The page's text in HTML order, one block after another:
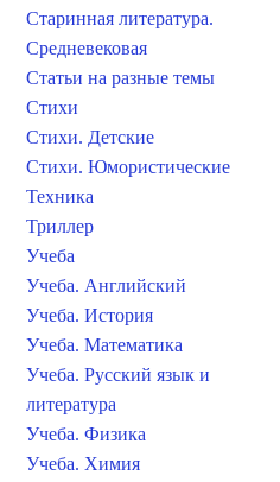
Старинная литература.
Средневековая
Статьи на разные темы
Стихи
Стихи. Детские
Стихи. Юмористические
Техника
Триллер
Учеба
Учеба. Английский
Учеба. История
Учеба. Математика
Учеба. Русский язык и
литература
Учеба. Физика
Учеба. Химия